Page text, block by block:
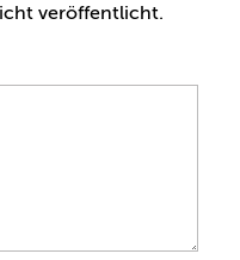
veröffentlicht.